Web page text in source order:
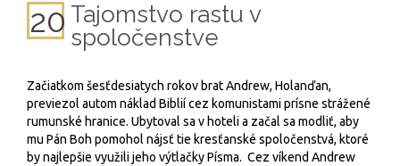
20 Tajomstvo rastu v
spoločenstve
Začiatkom šesťdesiatych rokov brat Andrew, Holanďan,
previezol autom náklad Biblií cez komunistami prísne strážené
rumunské hranice. Ubytoval sa v hoteli a začal sa modliť, aby
mu Pán Boh pomohol nájsť tie kresťanské spoločenstvá, ktoré
by najlepšie využili jeho výtlačky Písma. Cez víkend Andrew